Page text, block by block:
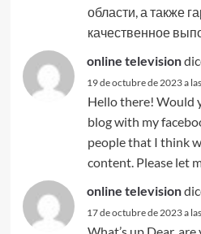
области, а также
качественное
online television
19 de octubre de 2023 a
Hello there! Would
blog with my
people that I think
content. Please let
online television
17 de octubre de 2023 a